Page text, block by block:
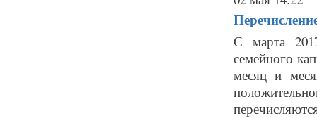
С марта
семейного
месяц и